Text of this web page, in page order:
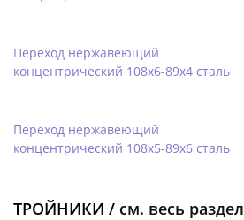
Переход нержавеющий
концентрический 108х6-89х4 сталь
Переход нержавеющий
концентрический 108х5-89х6 сталь
ТРОЙНИКИ / см. весь раздел